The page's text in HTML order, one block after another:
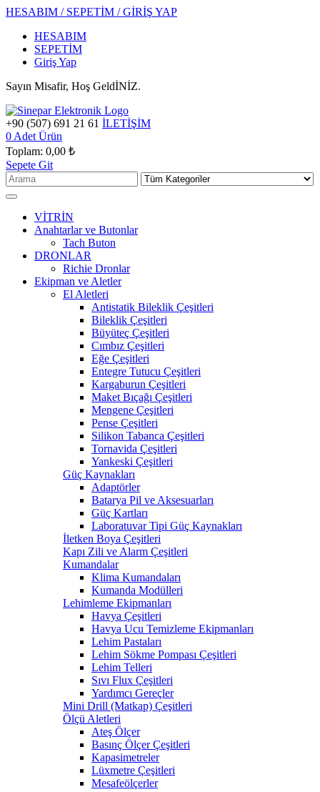
HESABIM / SEPETİM / GİRİŞ YAP
HESABIM
SEPETİM
Giriş Yap
Sayın Misafir, Hoş GeldİNİZ.
+90 (507) 691 21 61 İLETİŞİM
0 Adet Ürün
Toplam: 0,00 ₺
Sepete Git
VİTRİN
Anahtarlar ve Butonlar
Tach Buton
DRONLAR
Richie Dronlar
Ekipman ve Aletler
El Aletleri
Antistatik Bileklik Çeşitleri
Bileklik Çeşitleri
Büyüteç Çeşitleri
Cımbız Çeşitleri
Eğe Çeşitleri
Entegre Tutucu Çeşitleri
Kargaburun Çeşitleri
Maket Bıçağı Çeşitleri
Mengene Çeşitleri
Pense Çeşitleri
Silikon Tabanca Çeşitleri
Tornavida Çeşitleri
Yankeski Çeşitleri
Güç Kaynakları
Adaptörler
Batarya Pil ve Aksesuarları
Güç Kartları
Laboratuvar Tipi Güç Kaynakları
İletken Boya Çeşitleri
Kapı Zili ve Alarm Çeşitleri
Kumandalar
Klima Kumandaları
Kumanda Modülleri
Lehimleme Ekipmanları
Havya Çeşitleri
Havya Ucu Temizleme Ekipmanları
Lehim Pastaları
Lehim Sökme Pompası Çeşitleri
Lehim Telleri
Sıvı Flux Çeşitleri
Yardımcı Gereçler
Mini Drill (Matkap) Çeşitleri
Ölçü Aletleri
Ateş Ölçer
Basınç Ölçer Çeşitleri
Kapasimetreler
Lüxmetre Çeşitleri
Mesafeölçerler